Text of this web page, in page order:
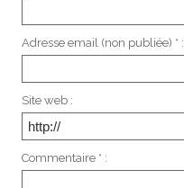
Adresse email (non publiée) * :
Site web :
Commentaire * :